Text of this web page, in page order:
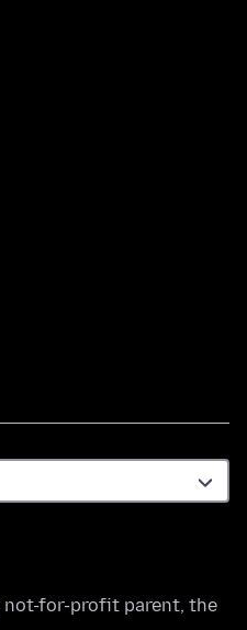
not-for-profit parent, the